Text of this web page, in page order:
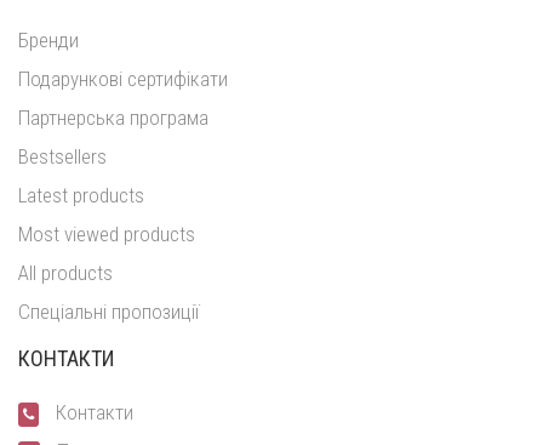
Бренди
Подарункові сертифікати
Партнерська програма
Bestsellers
Latest products
Most viewed products
All products
Спеціальні пропозиції
КОНТАКТИ
Контакти